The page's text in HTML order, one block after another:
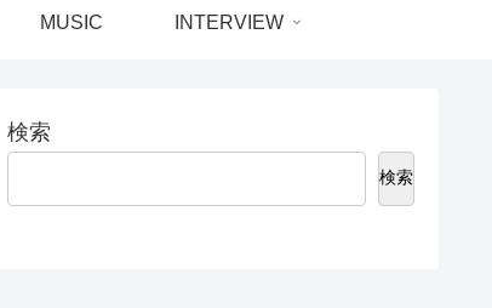
MUSIC INTERVIEW
検索
検索